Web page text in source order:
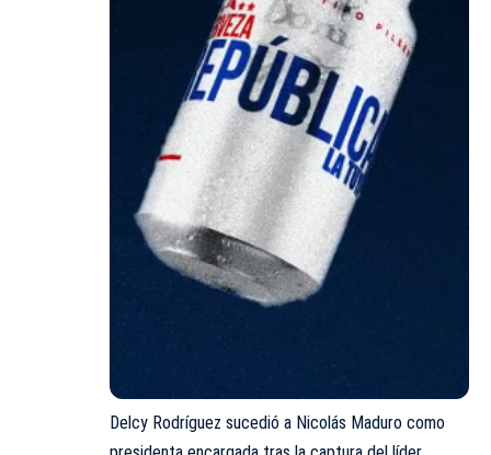
Delcy Rodríguez sucedió a Nicolás Maduro como